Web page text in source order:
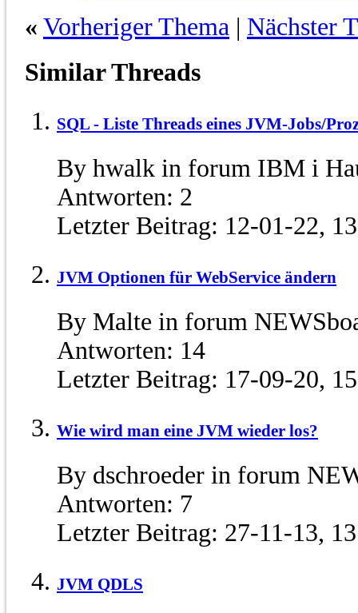
« Vorheriger Thema | Nächster
Similar Threads
SQL - Liste Threads eines JVM-Jobs/
By hwalk in forum IBM i
Antworten: 2
Letzter Beitrag: 12-01-22,
JVM Optionen für WebService ändern
By Malte in forum
Antworten: 14
Letzter Beitrag: 17-09-20,
Wie wird man eine JVM wieder los?
By dschroeder in forum
Antworten: 7
Letzter Beitrag: 27-11-13,
JVM QDLS